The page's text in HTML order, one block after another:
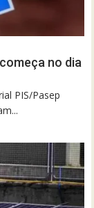
no dia
PIS/Pasep